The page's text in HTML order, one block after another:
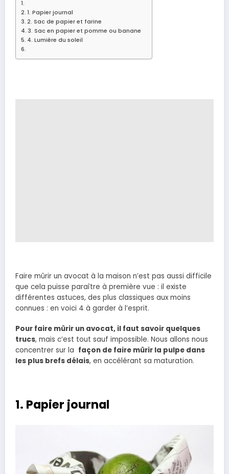
1. Papier journal
2. Sac de papier et farine
3. Sac en papier et pomme ou banane
4. Lumière du soleil
Faire mûrir un avocat à la maison n’est pas aussi difficile
que cela puisse paraître à première vue : il existe
différentes astuces, des plus classiques aux moins
connues : en voici 4 à garder à l’esprit.
Pour faire mûrir un avocat, il faut savoir quelques
trucs, mais c’est tout sauf impossible. Nous allons nous
concentrer sur la façon de faire mûrir la pulpe dans
les plus brefs délais, en accélérant sa maturation.
1. Papier journal